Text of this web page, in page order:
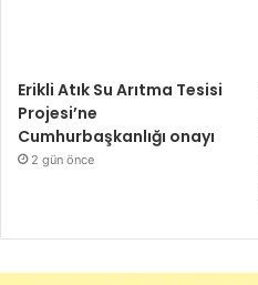
Erikli Atık Su Arıtma Tesisi
Projesi’ne
Cumhurbaşkanlığı onayı
2 gün önce